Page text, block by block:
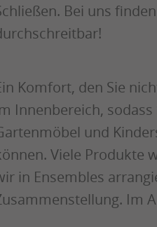
Bei uns
Komfort, den Sie
Innenbereich,
und
Viele Produkte
in Ensembles
Im